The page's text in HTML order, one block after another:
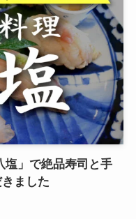
塩」で絶品寿司と手
ました